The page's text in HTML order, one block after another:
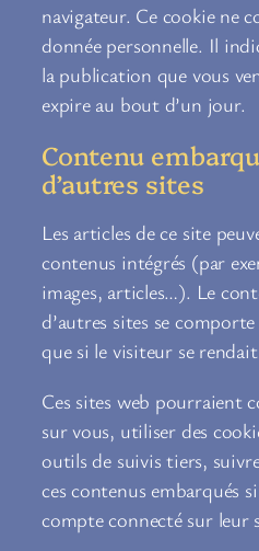
navigateur. Ce cookie ne
donnée personnelle. Il
la publication que vous
expire au bout d’un jour.
Contenu
d’autres sites
Les articles de ce site
contenus intégrés (par
images, articles…). Le
d’autres sites se
que si le visiteur se
Ces sites web pourraient
sur vous, utiliser des
outils de suivis tiers,
ces contenus embarqués
compte connecté sur leur